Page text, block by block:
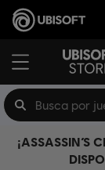
¡ASSASSIN’S